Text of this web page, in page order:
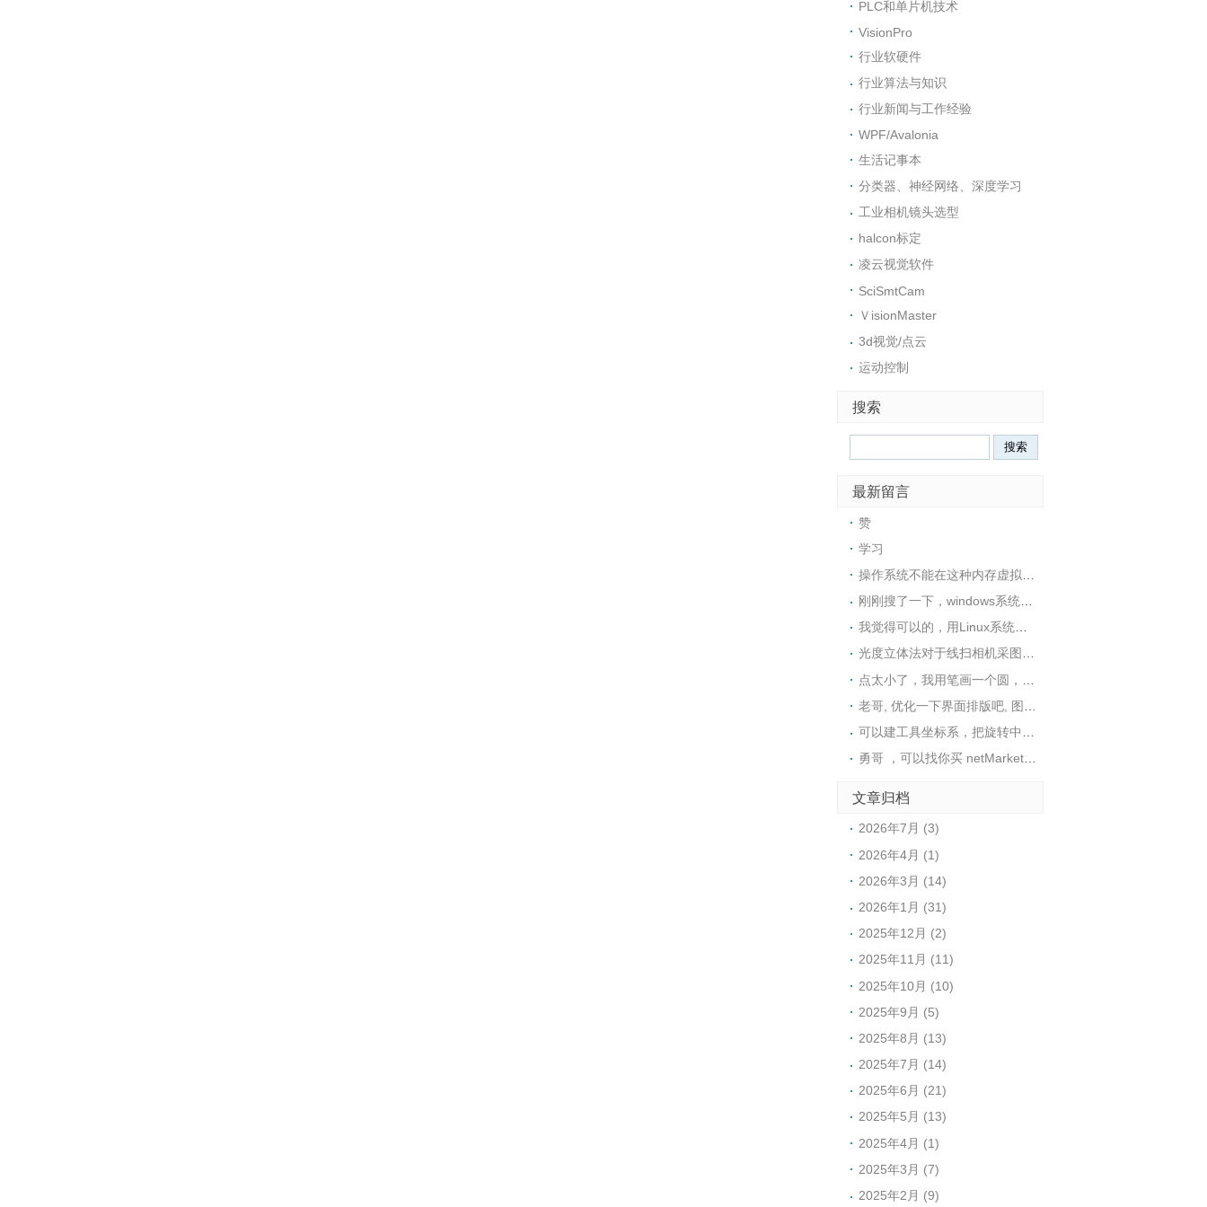
PLC和单片机技术
VisionPro
行业软硬件
行业算法与知识
行业新闻与工作经验
WPF/Avalonia
生活记事本
分类器、神经网络、深度学习
工业相机镜头选型
halcon标定
凌云视觉软件
SciSmtCam
ＶisionMaster
3d视觉/点云
运动控制
搜索
最新留言
赞
学习
我觉得可以的，用Linux系统可以很方便地在内存中创建一个tmpfs文件系统，然后在里面安装软件
光度立体法对于线扫相机采图，好像不是很适用，采图太麻烦了
文章归档
2026年7月 (3)
2026年4月 (1)
2026年3月 (14)
2026年1月 (31)
2025年12月 (2)
2025年11月 (11)
2025年10月 (10)
2025年9月 (5)
2025年8月 (13)
2025年7月 (14)
2025年6月 (21)
2025年5月 (13)
2025年4月 (1)
2025年3月 (7)
2025年2月 (9)